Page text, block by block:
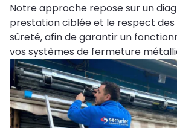
Notre approche repose sur un
prestation ciblée et le respect
sûreté, afin de garantir un
vos systèmes de fermeture